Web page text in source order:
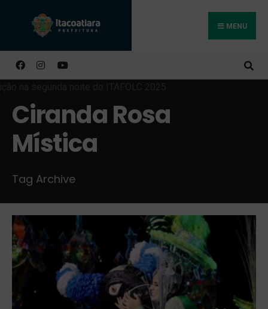
MENU
Ciranda Rosa
Mística
Tag Archive
Buscar